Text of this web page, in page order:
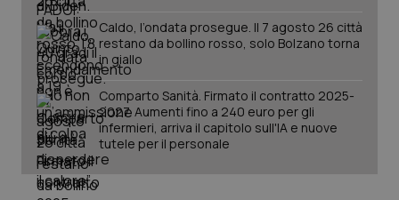
Caldo, l’ondata prosegue. Il 7 agosto 26 città
restano da bollino rosso, solo Bolzano torna
in giallo
Comparto Sanità. Firmato il contratto 2025-
2027. Aumenti fino a 240 euro per gli
infermieri, arriva il capitolo sull'IA e nuove
tutele per il personale
PHPSESSID